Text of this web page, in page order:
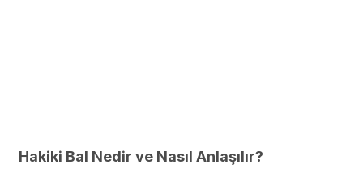
Hakiki Bal Nedir ve Nasıl Anlaşılır?